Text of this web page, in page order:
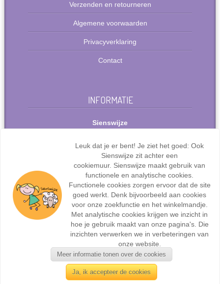
Verzenden en retourneren
Algemene voorwaarden
Privacyverklaring
Contact
INFORMATIE
Sienswijze
2711 PP Zoetermeer
Nederland
Tel: +31(0)627072095
info@sienswijze.nl
KvK-nr.: 67667317
Webdesign en ontwikkeling doorSienswijze ICT
Sienswijze | Alle rechten voorbehouden.
Leuk dat je er bent! Je ziet het goed: Ook
Sienswijze zit achter een
cookiemuur. Sienswijze maakt gebruik van
functionele en analytische cookies.
Functionele cookies zorgen ervoor dat de site
goed werkt. Denk bijvoorbeeld aan cookies
voor onze zoekfunctie en het winkelmandje.
Met analytische cookies krijgen we inzicht in
hoe je gebruik maakt van onze pagina's. Die
inzichten verwerken we in verbeteringen van
onze website.
Meer informatie tonen over de cookies
Ja, ik accepteer de cookies